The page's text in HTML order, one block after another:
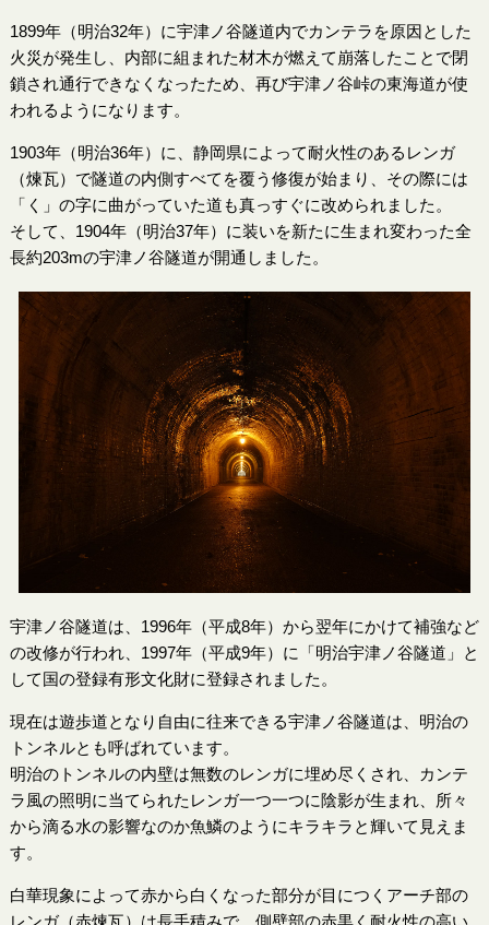
1899年（明治32年）に宇津ノ谷隧道内でカンテラを原因とした
火災が発生し、内部に組まれた材木が燃えて崩落したことで閉
鎖され通行できなくなったため、再び宇津ノ谷峠の東海道が使
われるようになります。
1903年（明治36年）に、静岡県によって耐火性のあるレンガ
（煉瓦）で隧道の内側すべてを覆う修復が始まり、その際には
「く」の字に曲がっていた道も真っすぐに改められました。
そして、1904年（明治37年）に装いを新たに生まれ変わった全
長約203mの宇津ノ谷隧道が開通しました。
宇津ノ谷隧道は、1996年（平成8年）から翌年にかけて補強など
の改修が行われ、1997年（平成9年）に「明治宇津ノ谷隧道」と
して国の登録有形文化財に登録されました。
現在は遊歩道となり自由に往来できる宇津ノ谷隧道は、明治の
トンネルとも呼ばれています。
明治のトンネルの内壁は無数のレンガに埋め尽くされ、カンテ
ラ風の照明に当てられたレンガ一つ一つに陰影が生まれ、所々
から滴る水の影響なのか魚鱗のようにキラキラと輝いて見えま
す。
白華現象によって赤から白くなった部分が目につくアーチ部の
レンガ（赤煉瓦）は長手積みで、側壁部の赤黒く耐火性の高い